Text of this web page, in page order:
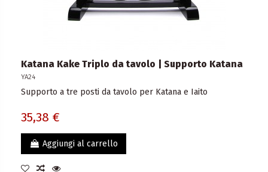
Katana Kake Triplo da tavolo | Supporto Katana
YA24
Supporto a tre posti da tavolo per Katana e Iaito
35,38 €
Aggiungi al carrello